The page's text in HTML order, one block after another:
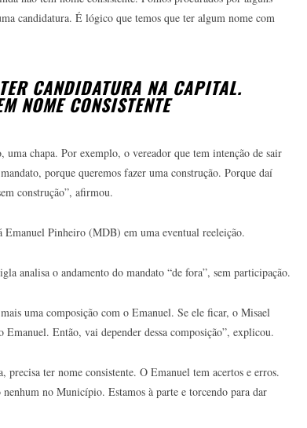
candidatura. É lógico que temos que ter algum nome com
CANDIDATURA NA CAPITAL.
NOME CONSISTENTE
chapa. Por exemplo, o vereador que tem intenção de sair
porque queremos fazer uma construção. Porque daí
construção”, afirmou.
Pinheiro (MDB) em uma eventual reeleição.
analisa o andamento do mandato “de fora”, sem participação.
uma composição com o Emanuel. Se ele ficar, o Misael
Então, vai depender dessa composição”, explicou.
ter nome consistente. O Emanuel tem acertos e erros.
no Município. Estamos à parte e torcendo para dar